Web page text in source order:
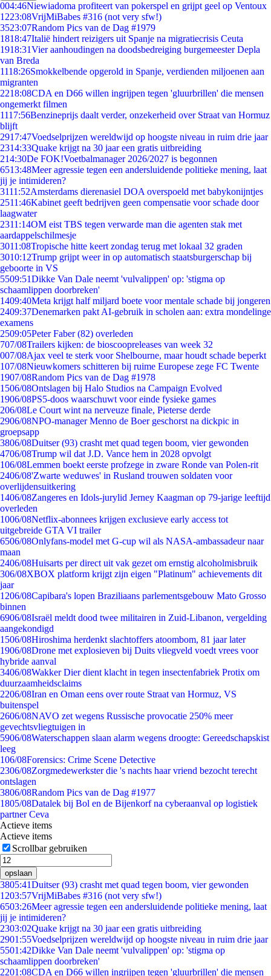
004:46Niewiadoma profiteert van pokerspel en grijpt geel op Ventoux
1223:08VrijMiBabes #316 (not very sfw!)
3523:07Random Pics van de Dag #1979
1818:47Italië hindert reizigers uit Spanje na migratiecrisis Ceuta
1918:31Vier aanhoudingen na doodsbedreiging burgemeester Depla
van Breda
1118:26Smokkelbende opgerold in Spanje, verdienden miljoenen aan
migranten
2218:08CDA en D66 willen ingrijpen tegen 'gluurbrillen' die mensen
ongemerkt filmen
1117:56Benzineprijs daalt verder, onzekerheid over Straat van Hormuz
blijft
2917:47Voedselprijzen wereldwijd op hoogste niveau in ruim drie jaar
2314:33Quake krijgt na 30 jaar een gratis uitbreiding
214:30De FOK!Voetbalmanager 2026/2027 is begonnen
6513:48Meer agressie tegen een andersluidende politieke mening, laat
jij je intimideren?
3111:52Amsterdams dierenasiel DOA overspoeld met babykonijntjes
2511:46Kabinet geeft bedrijven geen compensatie voor schade door
laagwater
2311:14OM eist TBS tegen verwarde man die agenten stak met
aardappelschilmesje
3011:08Tropische hitte keert zondag terug met lokaal 32 graden
3010:12Trump grijpt weer in op automatisch staatsburgerschap bij
geboorte in VS
5509:51Dikke Van Dale neemt 'vulvalippen' op: 'stigma op
schaamlippen doorbreken'
1409:40Meta krijgt half miljard boete voor mentale schade bij jongeren
2409:37Denemarken pakt AI-gebruik in scholen aan: extra mondelinge
examens
2509:05Peter Faber (82) overleden
707/08Trailers kijken: de bioscoopreleases van week 32
007/08Ajax veel te sterk voor Shelbourne, maar houdt schade beperkt
107/08Nieuwkomers schitteren bij ruime Europese zege FC Twente
1907/08Random Pics van de Dag #1978
1506/08Ontslagen bij Halo Studios na Campaign Evolved
1906/08PS5-doos waarschuwt voor einde fysieke games
206/08Le Court wint na nerveuze finale, Pieterse derde
2906/08NPO-manager Menno de Boer geschorst na dickpic in
groepsapp
3806/08Duitser (93) crasht met quad tegen boom, vier gewonden
4706/08Trump wil dat J.D. Vance hem in 2028 opvolgt
106/08Lemmen boekt eerste profzege in zware Ronde van Polen-rit
2406/08'Zwarte weduwes' in Rusland trouwen soldaten voor
overlijdensuitkering
1406/08Zangeres en Idols-jurylid Jerney Kaagman op 79-jarige leeftijd
overleden
1006/08Netflix-abonnees krijgen exclusieve early access tot
uitgebreide GTA VI trailer
6506/08Onlyfans-model met G-cup wil als NASA-ambassadeur naar
maan
2406/08Huisarts per direct uit vak gezet om ernstig alcoholmisbruik
306/08XBOX platform krijgt zijn eigen "Platinum" achievements dit
jaar
1206/08Capibara's lopen Braziliaans parlementsgebouw Mato Grosso
binnen
6906/08Israël meldt dood twee militairen in Zuid-Libanon, vergelding
aangekondigd
1506/08Hiroshima herdenkt slachtoffers atoombom, 81 jaar later
1906/08Drone met explosieven bij Duits vliegveld voedt vrees voor
hybride aanval
3406/08Wakker Dier dient klacht in tegen insectenfabriek Protix om
duurzaamheidsclaims
2206/08Iran en Oman eens over route Straat van Hormuz, VS
buitenspel
2606/08NAVO zet wegens Russische provocatie 250% meer
gevechtsvliegtuigen in
5906/08Waterschappen slaan alarm wegens droogte: Gereedschapskist
leeg
106/08Forensics: Crime Scene Detective
2306/08Zorgmedewerkster die 's nachts haar vriend bezocht terecht
ontslagen
3806/08Random Pics van de Dag #1977
1805/08Datalek bij Bol en de Bijenkorf na cyberaanval op logistiek
partner Ceva
Actieve items
Actieve items
Scrollbar gebruiken
opslaan
3805:41Duitser (93) crasht met quad tegen boom, vier gewonden
1203:57VrijMiBabes #316 (not very sfw!)
6503:26Meer agressie tegen een andersluidende politieke mening, laat
jij je intimideren?
2303:02Quake krijgt na 30 jaar een gratis uitbreiding
2901:55Voedselprijzen wereldwijd op hoogste niveau in ruim drie jaar
5501:42Dikke Van Dale neemt 'vulvalippen' op: 'stigma op
schaamlippen doorbreken'
2201:08CDA en D66 willen ingrijpen tegen 'gluurbrillen' die mensen